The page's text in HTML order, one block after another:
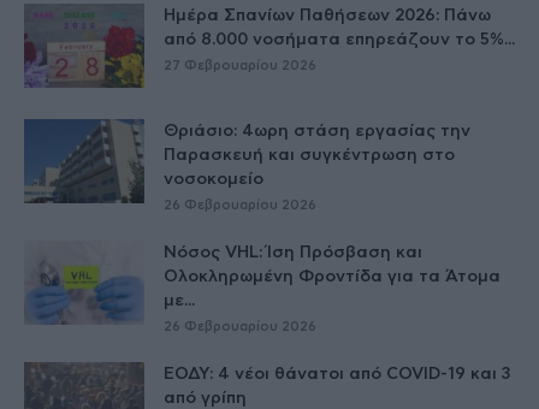
Ημέρα Σπανίων Παθήσεων 2026: Πάνω
από 8.000 νοσήματα επηρεάζουν το 5%...
27 Φεβρουαρίου 2026
Θριάσιο: 4ωρη στάση εργασίας την
Παρασκευή και συγκέντρωση στο
νοσοκομείο
26 Φεβρουαρίου 2026
Νόσος VHL: Ίση Πρόσβαση και
Ολοκληρωμένη Φροντίδα για τα Άτομα
με...
26 Φεβρουαρίου 2026
ΕΟΔΥ: 4 νέοι θάνατοι από COVID-19 και 3
από γρίπη